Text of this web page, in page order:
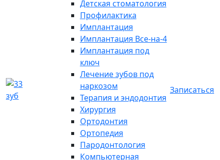
Детская стоматология
Профилактика
Имплантация
Имплантация Все-на-4
Имплантация под
ключ
Лечение зубов под
наркозом
Терапия и эндодонтия
Хирургия
Ортодонтия
Ортопедия
Пародонтология
Компьютерная
Записаться